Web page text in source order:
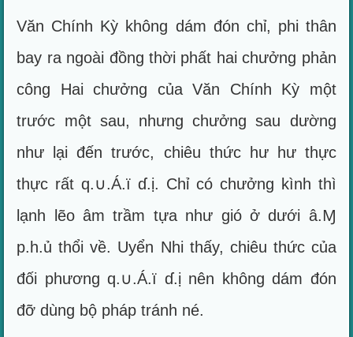
Văn Chính Kỳ không dám đón chỉ, phi thân
bay ra ngoài đồng thời phất hai chưởng phản
công Hai chưởng của Văn Chính Kỳ một
trước một sau, nhưng chưởng sau dường
như lại đến trước, chiêu thức hư hư thực
thực rất q.∪.Á.ï ɗ.ị. Chỉ có chưởng kình thì
lạnh lẽo âm trầm tựa như gió ở dưới â.Ɱ
p.h.ủ thổi về. Uyển Nhi thấy, chiêu thức của
đối phương q.∪.Á.ï ɗ.ị nên không dám đón
đỡ dùng bộ pháp tránh né.